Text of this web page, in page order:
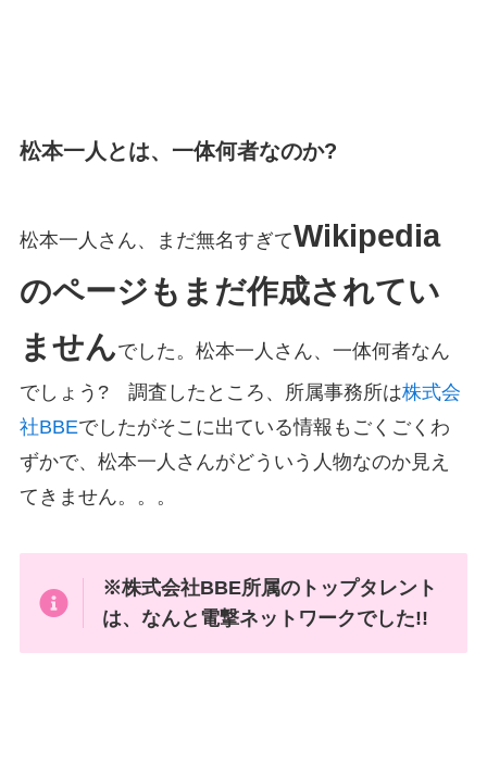
松本一人とは、一体何者なのか?
松本一人さん、まだ無名すぎてWikipedia
のページもまだ作成されてい
ませんでした。松本一人さん、一体何者なん
でしょう? 調査したところ、所属事務所は株式会
社BBEでしたがそこに出ている情報もごくごくわ
ずかで、松本一人さんがどういう人物なのか見え
てきません。。。
※株式会社BBE所属のトップタレント
は、なんと電撃ネットワークでした!!